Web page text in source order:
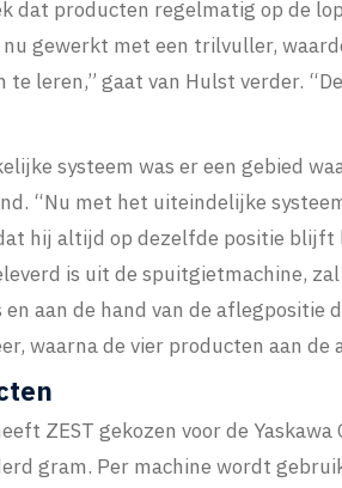
dat producten regelmatig op de
gewerkt met een trilvuller,
te leren,” gaat van Hulst verder.
systeem was er een gebied
“Nu met het uiteindelijke
hij altijd op dezelfde positie blijft
is uit de spuitgietmachine,
aan de hand van de
waarna de vier producten aan
ZEST gekozen voor de
gram. Per machine wordt